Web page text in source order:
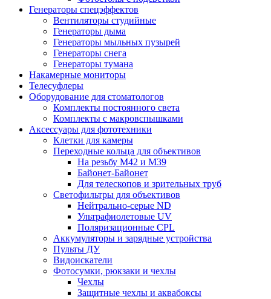
Генераторы спецэффектов
Вентиляторы студийные
Генераторы дыма
Генераторы мыльных пузырей
Генераторы снега
Генераторы тумана
Накамерные мониторы
Телесуфлеры
Оборудование для стоматологов
Комплекты постоянного света
Комплекты с макровспышками
Аксессуары для фототехники
Клетки для камеры
Переходные кольца для объективов
На резьбу М42 и М39
Байонет-Байонет
Для телескопов и зрительных труб
Светофильтры для объективов
Нейтрально-серые ND
Ультрафиолетовые UV
Поляризационные CPL
Аккумуляторы и зарядные устройства
Пульты ДУ
Видоискатели
Фотосумки, рюкзаки и чехлы
Чехлы
Защитные чехлы и аквабоксы